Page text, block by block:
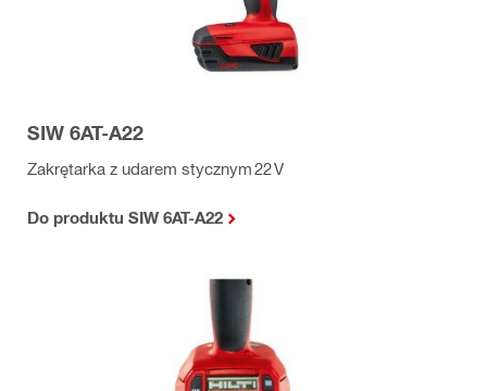
SIW 6AT-A22
Zakrętarka z udarem stycznym 22 V
Do produktu SIW 6AT-A22